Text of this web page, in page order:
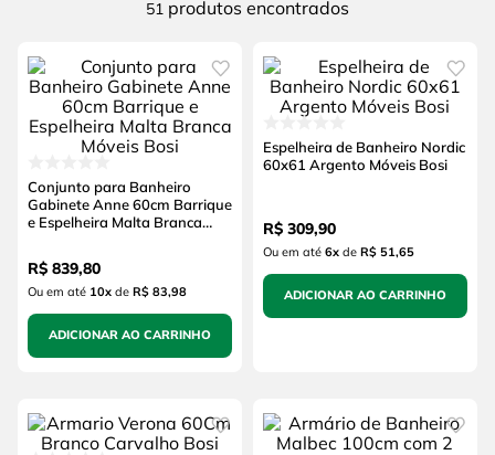
51 produtos
Conjunto para Banheiro
Gabinete Anne 60cm Barrique
e Espelheira Malta Branca
R$ 839,80
Ou em até 10xde R$ 83,98
ADICIONAR AO CARRINHO
Espelheira de Banheiro Nordic
60x61 Argento Móveis Bosi
R$ 309,90
Ou em até 6xde R$ 51,65
ADICIONAR AO CARRINHO
lavadora alta pressão